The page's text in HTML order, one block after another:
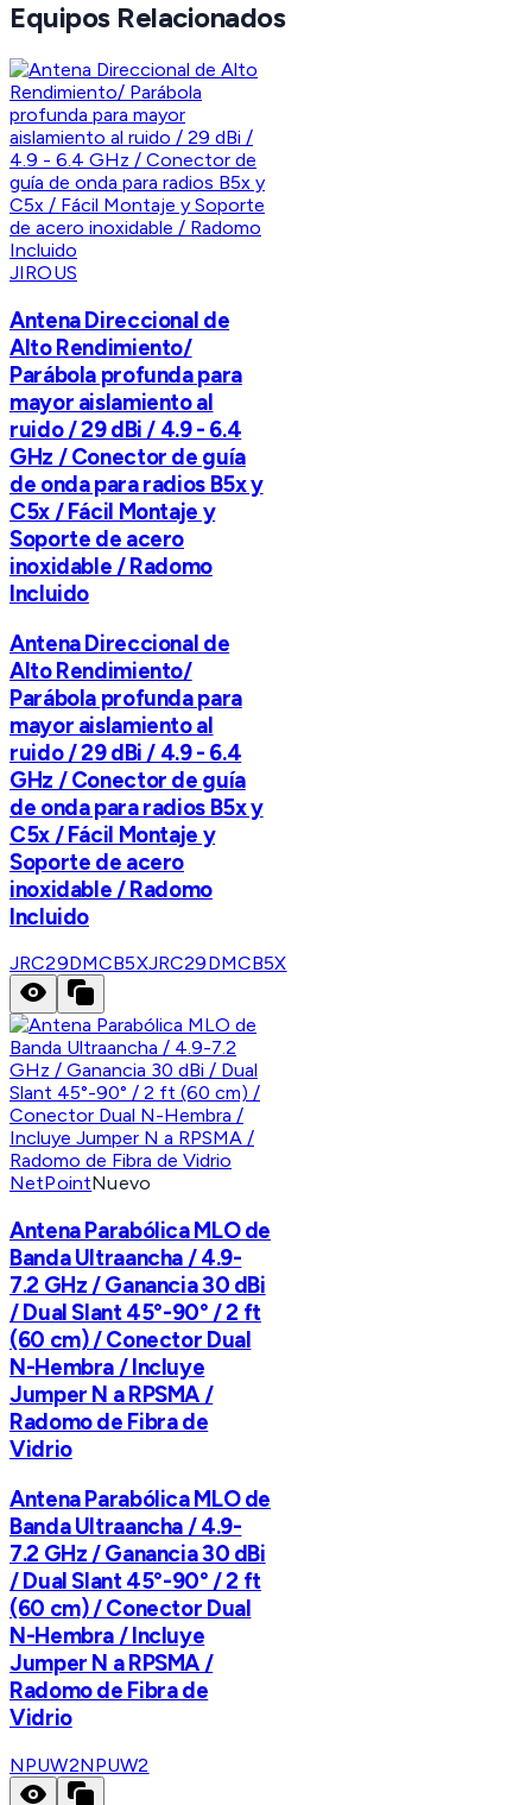
Equipos Relacionados
JIROUS
Antena Direccional de
Alto Rendimiento/
Parábola profunda para
mayor aislamiento al
ruido / 29 dBi / 4.9 - 6.4
GHz / Conector de guía
de onda para radios B5x y
C5x / Fácil Montaje y
Soporte de acero
inoxidable / Radomo
Incluido
Antena Direccional de
Alto Rendimiento/
Parábola profunda para
mayor aislamiento al
ruido / 29 dBi / 4.9 - 6.4
GHz / Conector de guía
de onda para radios B5x y
C5x / Fácil Montaje y
Soporte de acero
inoxidable / Radomo
Incluido
JRC29DMCB5XJRC29DMCB5X
NetPointNuevo
Antena Parabólica MLO de
Banda Ultraancha / 4.9-
7.2 GHz / Ganancia 30 dBi
/ Dual Slant 45°-90° / 2 ft
(60 cm) / Conector Dual
N-Hembra / Incluye
Jumper N a RPSMA /
Radomo de Fibra de
Vidrio
Antena Parabólica MLO de
Banda Ultraancha / 4.9-
7.2 GHz / Ganancia 30 dBi
/ Dual Slant 45°-90° / 2 ft
(60 cm) / Conector Dual
N-Hembra / Incluye
Jumper N a RPSMA /
Radomo de Fibra de
Vidrio
NPUW2NPUW2